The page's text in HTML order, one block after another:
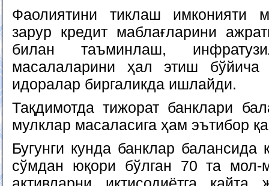
Фаолиятини тиклаш имконияти
зарур кредит маблағларини
билан таъминлаш,
масалаларини ҳал этиш
идоралар биргаликда ишлайди.
Тақдимотда тижорат банклари
мулклар масаласига ҳам эътибор
Бугунги кунда банклар
сўмдан юқори бўлган 70 та мол-